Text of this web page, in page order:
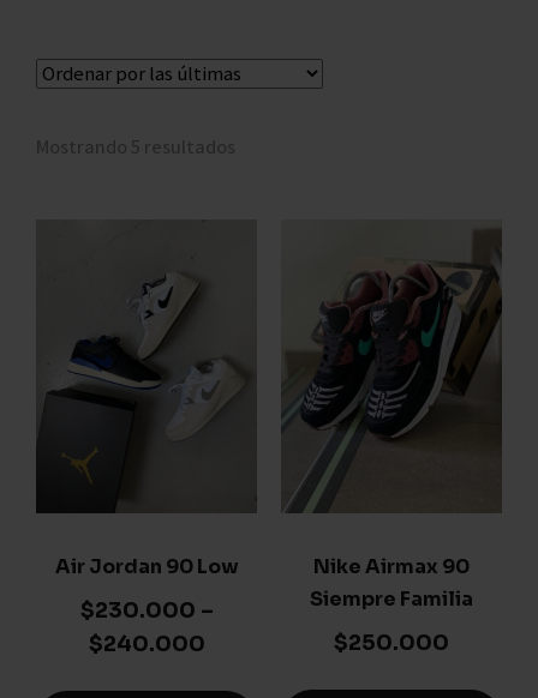
Mostrando 5 resultados
Air Jordan 90 Low
$230.000 –
$240.000
Nike Airmax 90
Siempre Familia
$250.000